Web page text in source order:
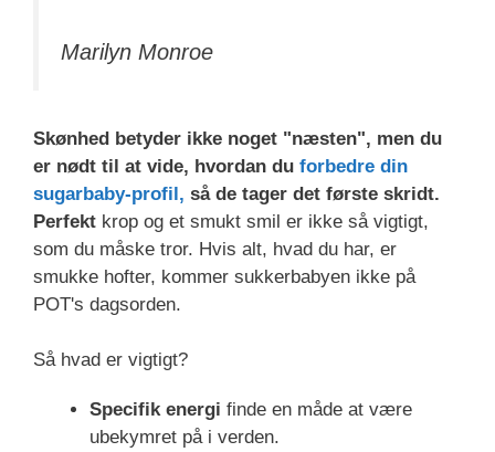
Marilyn Monroe
Skønhed betyder ikke noget "næsten", men du
er nødt til at vide, hvordan du forbedre din
sugarbaby-profil, så de tager det første skridt.
Perfekt krop og et smukt smil er ikke så vigtigt,
som du måske tror. Hvis alt, hvad du har, er
smukke hofter, kommer sukkerbabyen ikke på
POT's dagsorden.
Så hvad er vigtigt?
Specifik energi finde en måde at være
ubekymret på i verden.